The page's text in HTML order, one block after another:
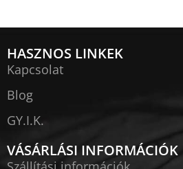
HASZNOS LINKEK
Kapcsolat
Blog
GY.I.K.
VÁSÁRLÁSI INFORMÁCIÓK